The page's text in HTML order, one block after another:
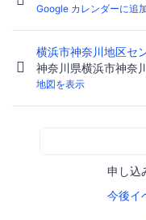
Google カレンダーに追
横浜市神奈川地区セ
神奈川県横浜市神奈
地図を表示
申し込
今後イ